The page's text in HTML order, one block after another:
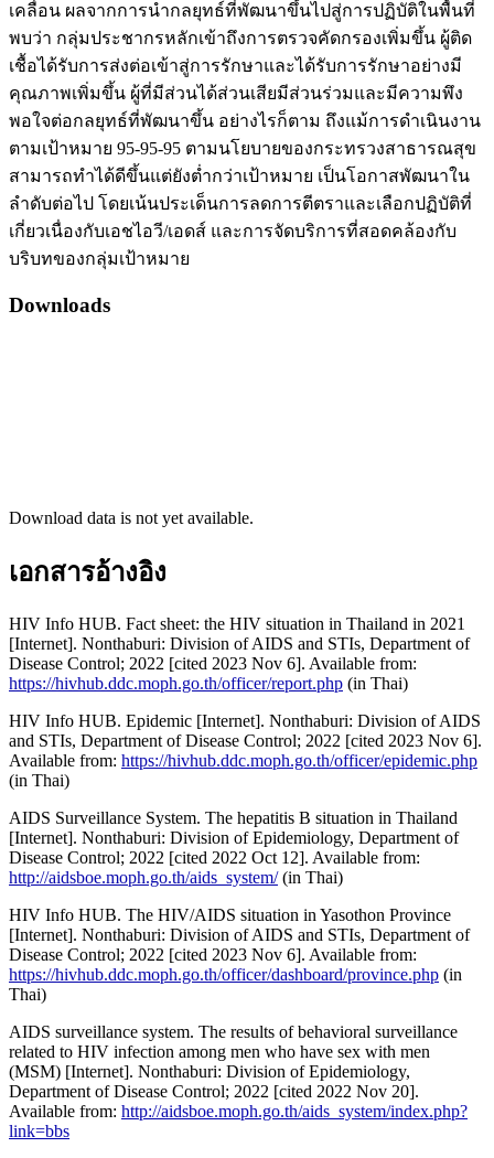
เคลื่อน ผลจากการนำกลยุทธ์ที่พัฒนาขึ้นไปสู่การปฏิบัติในพื้นที่
พบว่า กลุ่มประชากรหลักเข้าถึงการตรวจคัดกรองเพิ่มขึ้น ผู้ติด
เชื้อได้รับการส่งต่อเข้าสู่การรักษาและได้รับการรักษาอย่างมี
คุณภาพเพิ่มขึ้น ผู้ที่มีส่วนได้ส่วนเสียมีส่วนร่วมและมีความพึง
พอใจต่อกลยุทธ์ที่พัฒนาขึ้น อย่างไรก็ตาม ถึงแม้การดำเนินงาน
ตามเป้าหมาย 95-95-95 ตามนโยบายของกระทรวงสาธารณสุข
สามารถทำได้ดีขึ้นแต่ยังต่ำกว่าเป้าหมาย เป็นโอกาสพัฒนาใน
ลำดับต่อไป โดยเน้นประเด็นการลดการตีตราและเลือกปฏิบัติที่
เกี่ยวเนื่องกับเอชไอวี/เอดส์ และการจัดบริการที่สอดคล้องกับ
บริบทของกลุ่มเป้าหมาย
Downloads
Download data is not yet available.
เอกสารอ้างอิง
HIV Info HUB. Fact sheet: the HIV situation in Thailand in 2021
[Internet]. Nonthaburi: Division of AIDS and STIs, Department of
Disease Control; 2022 [cited 2023 Nov 6]. Available from:
https://hivhub.ddc.moph.go.th/officer/report.php (in Thai)
HIV Info HUB. Epidemic [Internet]. Nonthaburi: Division of AIDS
and STIs, Department of Disease Control; 2022 [cited 2023 Nov 6].
Available from: https://hivhub.ddc.moph.go.th/officer/epidemic.php
(in Thai)
AIDS Surveillance System. The hepatitis B situation in Thailand
[Internet]. Nonthaburi: Division of Epidemiology, Department of
Disease Control; 2022 [cited 2022 Oct 12]. Available from:
http://aidsboe.moph.go.th/aids_system/(in Thai)
HIV Info HUB. The HIV/AIDS situation in Yasothon Province
[Internet]. Nonthaburi: Division of AIDS and STIs, Department of
Disease Control; 2022 [cited 2023 Nov 6]. Available from:
https://hivhub.ddc.moph.go.th/officer/dashboard/province.php (in
Thai)
AIDS surveillance system. The results of behavioral surveillance
related to HIV infection among men who have sex with men
(MSM) [Internet]. Nonthaburi: Division of Epidemiology,
Department of Disease Control; 2022 [cited 2022 Nov 20].
Available from: http://aidsboe.moph.go.th/aids_system/index.php?
link=bbs